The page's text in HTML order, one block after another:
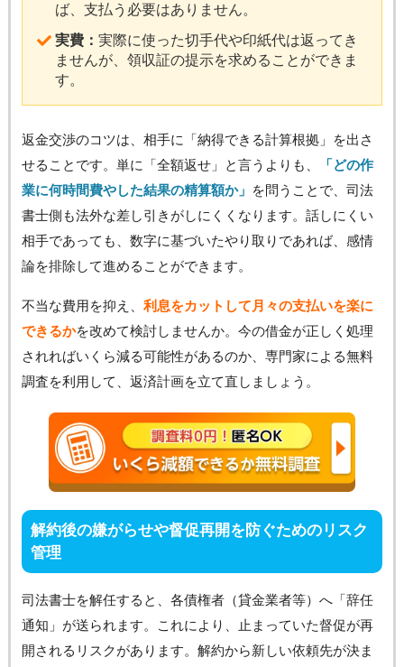
ば、支払う必要はありません。
実費： 実際に使った切手代や印紙代は返ってき
ませんが、領収証の提示を求めることができま
す。
返金交渉のコツは、相手に「納得できる計算根拠」を出さ
せることです。単に「全額返せ」と言うよりも、
「どの作
業に何時間費やした結果の精算額か」 を問うことで、司法
書士側も法外な差し引きがしにくくなります。話しにくい
相手であっても、数字に基づいたやり取りであれば、感情
論を排除して進めることができます。
不当な費用を抑え、 利息をカットして月々の支払いを楽に
できるかを改めて検討しませんか。今の借金が正しく処理
されればいくら減る可能性があるのか、専門家による無料
調査を利用して、返済計画を立て直しましょう。
解約後の嫌がらせや督促再開を防ぐためのリスク
管理
司法書士を解任すると、各債権者（貸金業者等）へ「辞任
通知」が送られます。これにより、止まっていた督促が再
開されるリスクがあります。解約から新しい依頼先が決ま